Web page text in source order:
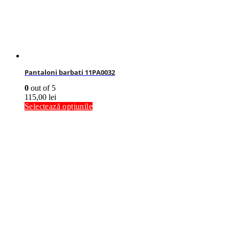
Pantaloni barbati 11PA0032
0 out of 5
115,00 lei
Selectează opțiunile